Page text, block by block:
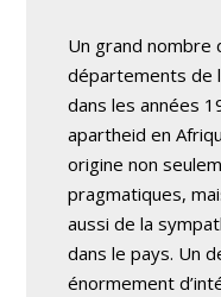
Un grand nombre
départements de
dans les années
apartheid en
origine non
pragmatiques,
aussi de la
dans le pays. Un
énormement